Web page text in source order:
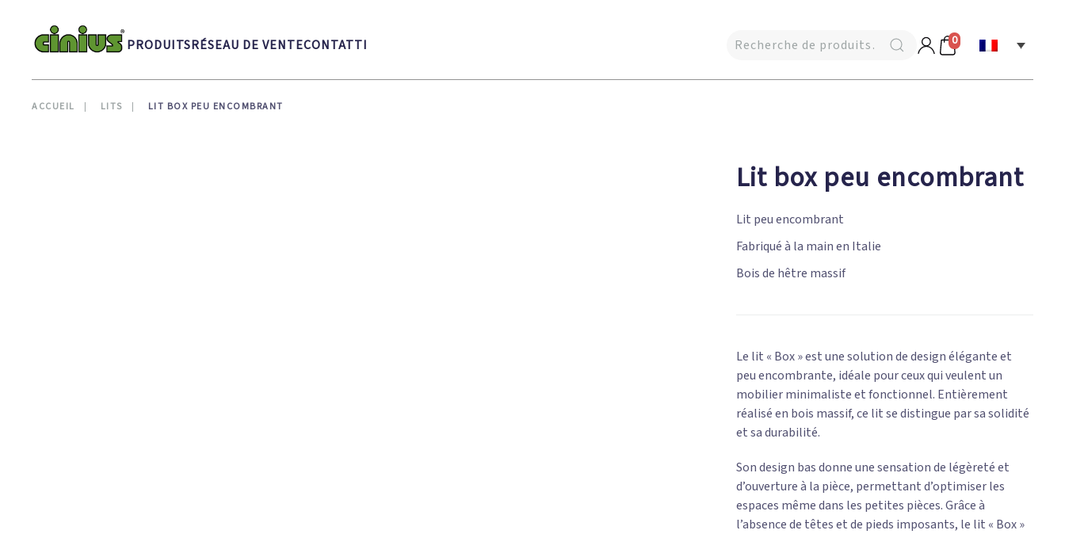
Skip to main contentPRODUITSRÉSEAU DE VENTECONTATTI 0
ACCUEIL LITS LIT BOX PEU ENCOMBRANT
Lit box peu encombrant
Lit peu encombrant
Fabriqué à la main en Italie
Bois de hêtre massif
Le lit « Box » est une solution de design élégante et
peu encombrante, idéale pour ceux qui veulent un
mobilier minimaliste et fonctionnel. Entièrement
réalisé en bois massif, ce lit se distingue par sa solidité
et sa durabilité.
Son design bas donne une sensation de légèreté et
d’ouverture à la pièce, permettant d’optimiser les
espaces même dans les petites pièces. Grâce à
l’absence de têtes et de pieds imposants, le lit « Box »